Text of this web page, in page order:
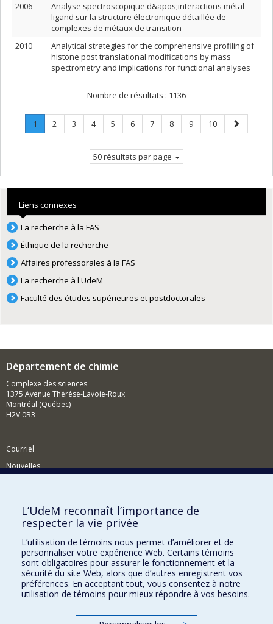
2006
Analyse spectroscopique d&apos;interactions métal-
ligand sur la structure électronique détaillée de
complexes de métaux de transition
2010
Analytical strategies for the comprehensive profiling of
histone post translational modifications by mass
spectrometry and implications for functional analyses
Nombre de résultats : 1136
Page
1
Page
Page
2 Page
3 Page
4 Page
5 Page
6 Page
7 Page
8 Page
9 Page
10
Page
suivante
50 résultats par page
Liens connexes
La recherche à la FAS
Éthique de la recherche
Affaires professorales à la FAS
La recherche à l'UdeM
Faculté des études supérieures et postdoctorales
Département de chimie
Complexe des sciences
1375 Avenue Thérèse-Lavoie-Roux
Montréal (Québec)
H2V 0B3
Courriel
Nouvelles
Comment soutenir le Département?
BESOIN D'AIDE?
Plan du site
Signaler une erreur
Accessibilité
FACULTÉ DES ARTS ET DES SCIENCES
Nos départements et écoles
L’UdeM reconnaît l’importance de
respecter la vie privée
L’utilisation de témoins nous permet d’améliorer et de
personnaliser votre expérience Web. Certains témoins
sont obligatoires pour assurer le fonctionnement et la
sécurité du site Web, alors que d’autres enregistrent vos
préférences. En acceptant tout, vous consentez à notre
utilisation de témoins pour mieux répondre à vos besoins.